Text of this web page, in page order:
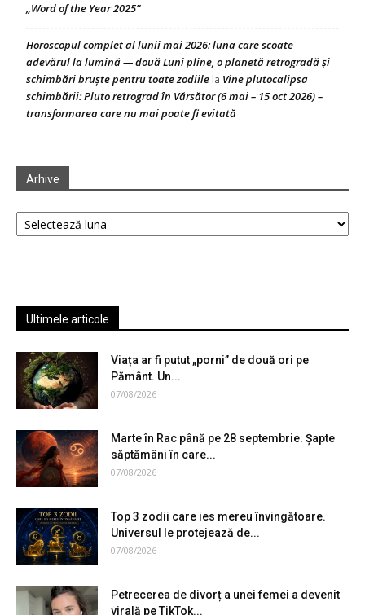
„Word of the Year 2025”
Horoscopul complet al lunii mai 2026: luna care scoate
adevărul la lumină — două Luni pline, o planetă retrogradă și
schimbări bruște pentru toate zodiile la Vine plutocalipsa
schimbării: Pluto retrograd în Vărsător (6 mai – 15 oct 2026) –
transformarea care nu mai poate fi evitată
Arhive
Arhive
Ultimele articole
Viața ar fi putut „porni” de două ori pe
Pământ. Un...
07/08/2026
Marte în Rac până pe 28 septembrie. Șapte
săptămâni în care...
07/08/2026
Top 3 zodii care ies mereu învingătoare.
Universul le protejează de...
07/08/2026
Petrecerea de divorț a unei femei a devenit
virală pe TikTok...